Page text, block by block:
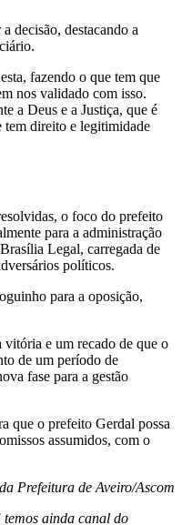
decisão, destacando a
fazendo o que tem que
nos validado com isso.
a Deus e a Justiça, que é
tem direito e legitimidade
o foco do prefeito
para a administração
Legal, carregada de
políticos.
para a oposição,
vitória e um recado de que o
de um período de
fase para a gestão
que o prefeito Gerdal possa
assumidos, com o
Prefeitura de Aveiro/Ascom
temos ainda canal do